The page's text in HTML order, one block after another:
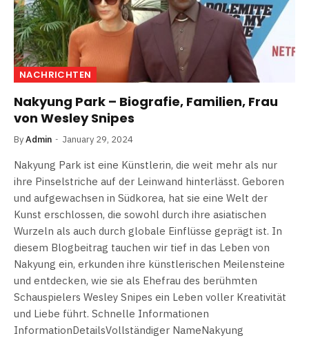
NACHRICHTEN
Nakyung Park – Biografie, Familien, Frau
von Wesley Snipes
ByAdmin January 29, 2024
Nakyung Park ist eine Künstlerin, die weit mehr als nur
ihre Pinselstriche auf der Leinwand hinterlässt. Geboren
und aufgewachsen in Südkorea, hat sie eine Welt der
Kunst erschlossen, die sowohl durch ihre asiatischen
Wurzeln als auch durch globale Einflüsse geprägt ist. In
diesem Blogbeitrag tauchen wir tief in das Leben von
Nakyung ein, erkunden ihre künstlerischen Meilensteine
und entdecken, wie sie als Ehefrau des berühmten
Schauspielers Wesley Snipes ein Leben voller Kreativität
und Liebe führt. Schnelle Informationen
InformationDetailsVollständiger NameNakyung